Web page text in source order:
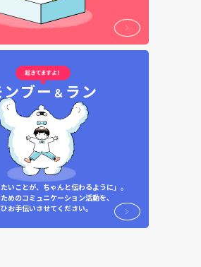
ンブー ＆ ラン
たいことが、ちゃんと伝わるように」。
めのコミュニケーション活動を、
お手伝いさせてください。